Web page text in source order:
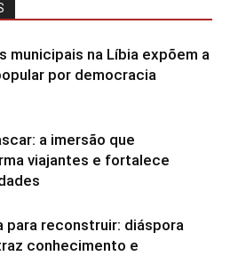
municipais na Líbia expõem a
por democracia
a imersão que
viajantes e fortalece
para reconstruir: diáspora
conhecimento e